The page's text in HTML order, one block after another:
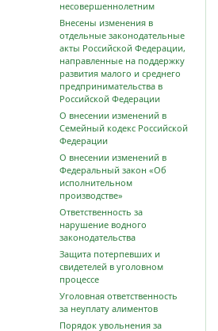
несовершеннолетним
Внесены изменения в
отдельные законодательные
акты Российской Федерации,
направленные на поддержку
развития малого и среднего
предпринимательства в
Российской Федерации
О внесении изменений в
Семейный кодекс Российской
Федерации
О внесении изменений в
Федеральный закон «Об
исполнительном
производстве»
Ответственность за
нарушение водного
законодательства
Защита потерпевших и
свидетелей в уголовном
процессе
Уголовная ответственность
за неуплату алиментов
Порядок увольнения за